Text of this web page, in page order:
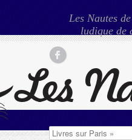
Les Nautes
ludique de